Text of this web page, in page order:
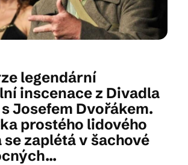
CS EN DE
© 2026 Brána Jihlavy
legendární
inscenace z Divadla
Josefem Dvořákem.
prostého lidového
zaplétá v šachové